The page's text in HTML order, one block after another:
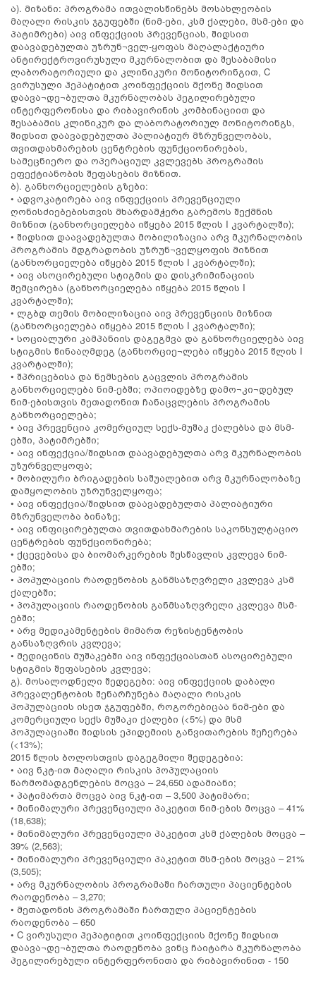
ა). მიზანი: პროგრამა ითვალისწინებს მოსახლეობის
მაღალი რისკის ჯგუფებში (ნიმ-ები, კსმ ქალები, მსმ-ები და
პატიმრები) აივ ინფექციის პრევენციას, შიდსით
დაავადებულთა უზრუნ¬ველ-ყოფას მაღალაქტიური
ანტირექტროვირუსული მკურნალობით და შესაბამისი
ლაბორატორიული და კლინიკური მონიტორინგით, C
ვირუსული ჰეპატიტით კოინფექციის მქონე შიდსით
დაავა¬დე¬ბულთა მკურნალობას პეგილირებული
ინტერფერონისა და რიბავირინის კომბინაციით და
შესაბამის კლინიკურ და ლაბორატორიულ მონიტორინგს,
შიდსით დაავადებულთა პალიატიურ მზრუნველობას,
თვითდახმარების ცენტრების ფუნქციონირებას,
სამეცნიერო და ოპერაციულ კვლევებს პროგრამის
ეფექტიანობის შეფასების მიზნით.
ბ). განხორციელების გზები:
• ადვოკატირება აივ ინფექციის პრევენციული
ღონისძიებებისთვის მხარდამჭერი გარემოს შექმნის
მიზნით (განხორციელება იწყება 2015 წლის I კვარტალში);
• შიდსით დაავადებულთა მობილიზაცია არვ მკურნალობის
პროგრამის მდგრადობის უზრუნ¬ველყოფის მიზნით
(განხორციელება იწყება 2015 წლის I კვარტალში);
• აივ ასოცირებული სტიგმის და დისკრიმინაციის
შემცირება (განხორციელება იწყება 2015 წლის I
კვარტალში);
• ლგბდ თემის მობილიზაცია აივ პრევენციის მიზნით
(განხორციელება იწყება 2015 წლის I კვარტალში);
• სოციალური კამპანიის დაგეგმვა და განხორციელება აივ
სტიგმის წინააღმდეგ (განხორციე¬ლება იწყება 2015 წლის I
კვარტალში);
• შპრიცებისა და ნემსების გაცვლის პროგრამის
განხორციელება ნიმ-ებში; ოპიოიდებზე დამო¬კი¬დებულ
ნიმ-ებისთვის მეთადონით ჩანაცვლების პროგრამის
განხორციელება;
• აივ პრევენცია კომერციულ სექს-მუშაკ ქალებსა და მსმ-
ებში, პატიმრებში;
• აივ ინფექცია/შიდსით დაავადებულთა არვ მკურნალობის
უზურნველყოფა;
• მობილური ბრიგადების საშუალებით არვ მკურნალობაზე
დამყოლობის უზრუნველყოფა;
• აივ ინფექცია/შიდსით დაავადებულთა პალიატიური
მზრუნველობა ბინაზე;
• აივ ინფიცირებულთა თვითდახმარების საკონსულტაციო
ცენტრების ფუნქციონირება;
• ქცევებისა და ბიომარკერების შესწავლის კვლევა ნიმ-
ებში;
• პოპულაციის რაოდენობის განმსაზღვრელი კვლევა კსმ
ქალებში;
• პოპულაციის რაოდენობის განმსაზღვრელი კვლევა მსმ-
ებში;
• არვ მედიკამენტების მიმართ რეზისტენტობის
განსაზღვრის კვლევა;
• მედიცინის მუშაკებში აივ ინფექციასთან ასოცირებული
სტიგმის შეფასების კვლევა;
გ). მოსალოდნელი შედეგები: აივ ინფექციის დაბალი
პრევალენტობის შენარჩუნება მაღალი რისკის
პოპულაციის ისეთ ჯგუფებში, როგორებიცაა ნიმ-ები და
კომერციული სექს მუშაკი ქალები (<5%) და მსმ
პოპულაციაში შიდსის ეპიდემიის განვითარების შეჩერება
(<13%);
2015 წლის ბოლოსთვის დაგეგმილი შედეგებია:
• აივ ნკტ-ით მაღალი რისკის პოპულაციის
წარმომადგენლების მოცვა – 24,650 ადამიანი;
• პატიმართა მოცვა აივ ნკტ-ით – 3,500 პატიმარი;
• მინიმალური პრევენციული პაკეტით ნიმ-ების მოცვა – 41%
(18,638);
• მინიმალური პრევენციული პაკეტით კსმ ქალების მოცვა –
39% (2,563);
• მინიმალური პრევენციული პაკეტით მსმ-ების მოცვა – 21%
(3,505);
• არვ მკურნალობის პროგრამაში ჩართული პაციენტების
რაოდენობა – 3,270;
• მეთადონის პროგრამაში ჩართული პაციენტების
რაოდენობა – 650
• C ვირუსული ჰეპატიტით კოინფექციის მქონე შიდსით
დაავა¬დე¬ბულთა რაოდენობა ვინც ჩაიტარა მკურნალობა
პეგილირებული ინტერფერონითა და რიბავირინით - 150